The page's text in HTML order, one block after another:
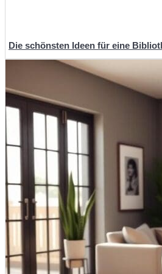
Die schönsten Ideen für eine